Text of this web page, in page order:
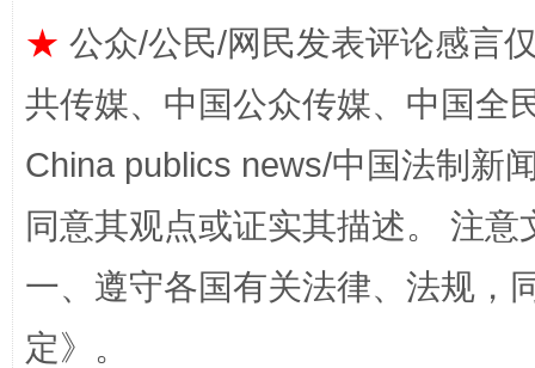
解纷+调解+退费，一次搞定
★ 公众/公民/网民发表评论感言
共传媒、中国公众传媒、中国全
China publics news/中国法制新
同意其观点或证实其描述。 注
一、遵守各国有关法律、法规，
定》。